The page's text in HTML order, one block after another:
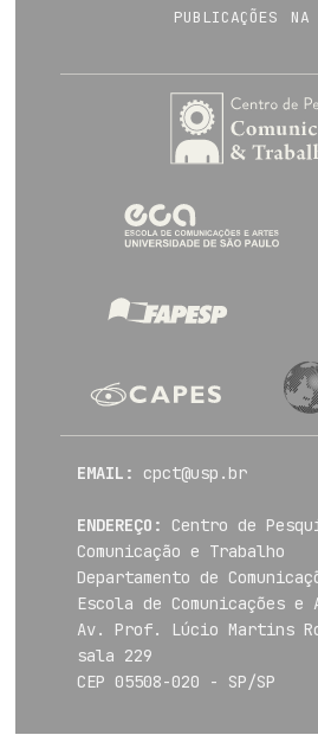
publicações
EMAIL: cpct@usp.br
ENDEREÇO:
Centro de
Comunicação e Trabalho
Departamento de
Escola de Comunicações e
Av. Prof. Lúcio Martins
sala 229
CEP 05508-020 - SP/SP